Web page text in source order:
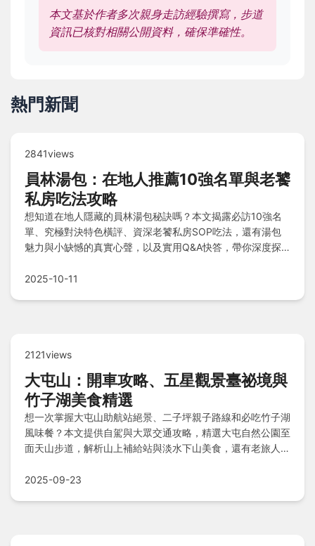
本文基於作者多次親身走訪經驗撰寫，步道
資訊已核對相關公開資料，確保準確性。
熱門新聞
2841views
員林湯包：在地人推薦10強名單與老饕
私房吃法攻略
想知道在地人隱藏的員林湯包秘訣嗎？本文揭露必訪10強名
單、究極對決特色橫評、資深老饕私房SOP吃法，還有湯包
魅力與小缺憾的真實心聲，以及實用Q&A快答，帶你深度探
2025-10-11
2121views
大屯山：開車攻略、五星觀景臺祕境與
竹子湖美食精選
想一次掌握大屯山助航站絕景、二子坪親子路線和必吃竹子湖
風味餐？本文提供自駕與大眾交通攻略，精選大屯自然公園至
面天山步道，解析山上補給站與淡水下山美食，還有老旅人注
2025-09-23